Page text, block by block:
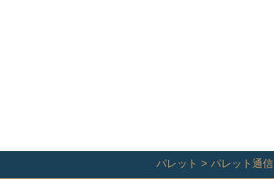
パレット > パレット通信